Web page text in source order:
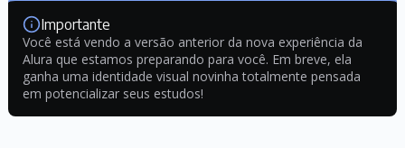
Importante
Você está vendo a versão anterior da nova experiência da
Alura que estamos preparando para você. Em breve, ela
ganha uma identidade visual novinha totalmente pensada
em potencializar seus estudos!